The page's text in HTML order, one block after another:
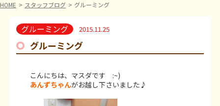
HOME スタッフブログ グルーミング
グルーミング 2015.11.25
グルーミング
こんにちは、マスダです :~)
あんずちゃんがお越し下さいました♪